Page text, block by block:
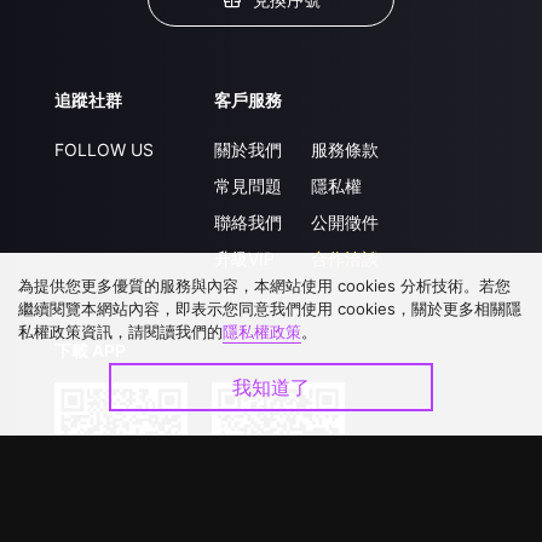
追蹤社群
FOLLOW US
客戶服務
關於我們
常見問題
聯絡我們
升級VIP
服務條款
隱私權
公開徵件
合作洽談
為提供您更多優質的服務與內容，本網站使用 cookies 分析技術。若您
繼續閱覽本網站內容，即表示您同意我們使用 cookies，關於更多相關隱
私權政策資訊，請閱讀我們的隱私權政策。
我知道了